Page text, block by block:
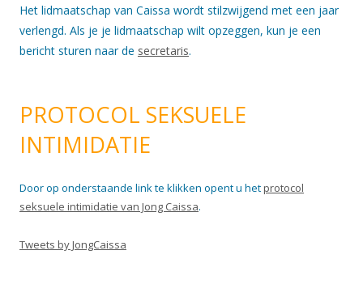
Het lidmaatschap van Caissa wordt stilzwijgend met een jaar
verlengd. Als je je lidmaatschap wilt opzeggen, kun je een
bericht sturen naar de secretaris.
PROTOCOL SEKSUELE
INTIMIDATIE
Door op onderstaande link te klikken opent u hetprotocol
seksuele intimidatie van Jong Caissa.
Tweets by JongCaissa